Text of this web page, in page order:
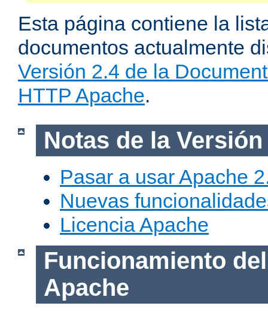
Esta página contiene la
documentos actualmente
Versión 2.4 de la
HTTP Apache.
Notas de la Versión
Pasar a usar Apache
Nuevas
Licencia Apache
Funcionamiento
Apache